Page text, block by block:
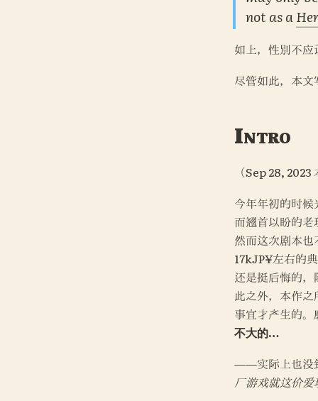
not as a
如上，性别不
尽管如此，本
Intro
（Sep 28, 2023
今年年初的时
而翘首以盼的
然而这次剧本
17kJP¥左右的
还是挺后悔的
此之外，本作
事宜才产生的
不大的…
——实际上也没
厂游戏就这价